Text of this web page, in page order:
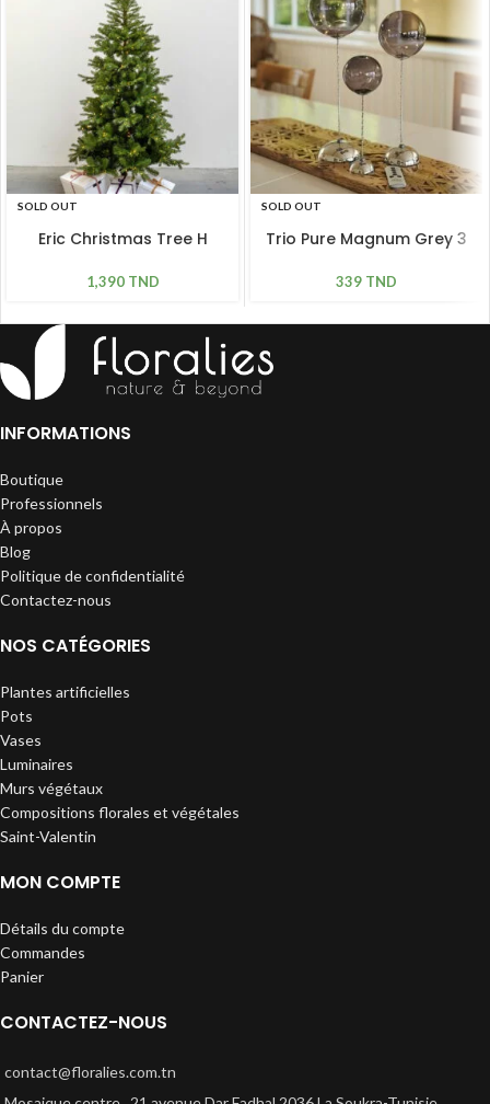
SOLD OUT
Eric Christmas Tree H
1,390 TND
SOLD OUT
Trio Pure Magnum Grey 3
339 TND
INFORMATIONS
Boutique
Professionnels
À propos
Blog
Politique de confidentialité
Contactez-nous
NOS CATÉGORIES
Plantes artificielles
Pots
Vases
Luminaires
Murs végétaux
Compositions florales et végétales
Saint-Valentin
MON COMPTE
Détails du compte
Commandes
Panier
CONTACTEZ-NOUS
contact@floralies.com.tn